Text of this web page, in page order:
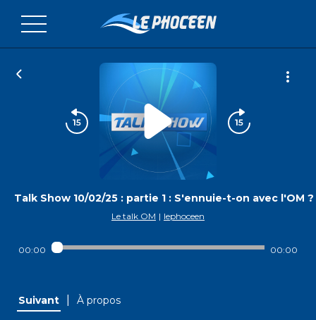
Talk Show 10/02/25 : partie 1 : S'ennuie-t-on avec l'OM ?
Le talk OM | lephoceen
00:00 00:00
Suivant À propos